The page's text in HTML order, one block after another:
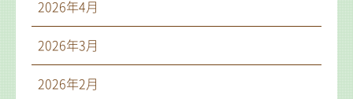
2026年4月
2026年3月
2026年2月